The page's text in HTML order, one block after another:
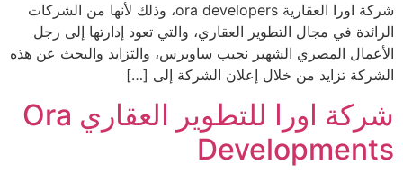
شركة اورا العقارية ora developers، وذلك لأنها من الشركات
الرائدة في مجال التطوير العقاري، والتي تعود إدارتها إلى رجل
الأعمال المصري الشهير نجيب ساويرس، والتزايد والبحث عن هذه
الشركة تزايد من خلال إعلان الشركة إلى […]
شركة اورا للتطوير العقاري Ora
Developments